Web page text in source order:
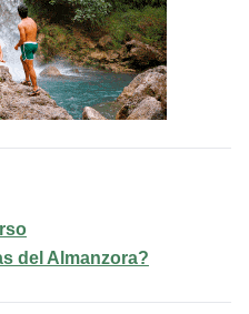
del Almanzora?